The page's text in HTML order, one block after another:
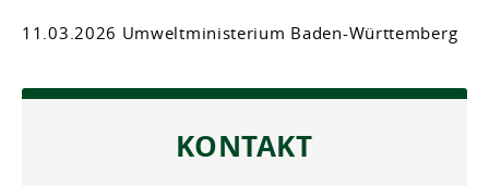
11.03.2026 Umweltministerium Baden-Württemberg
KONTAKT